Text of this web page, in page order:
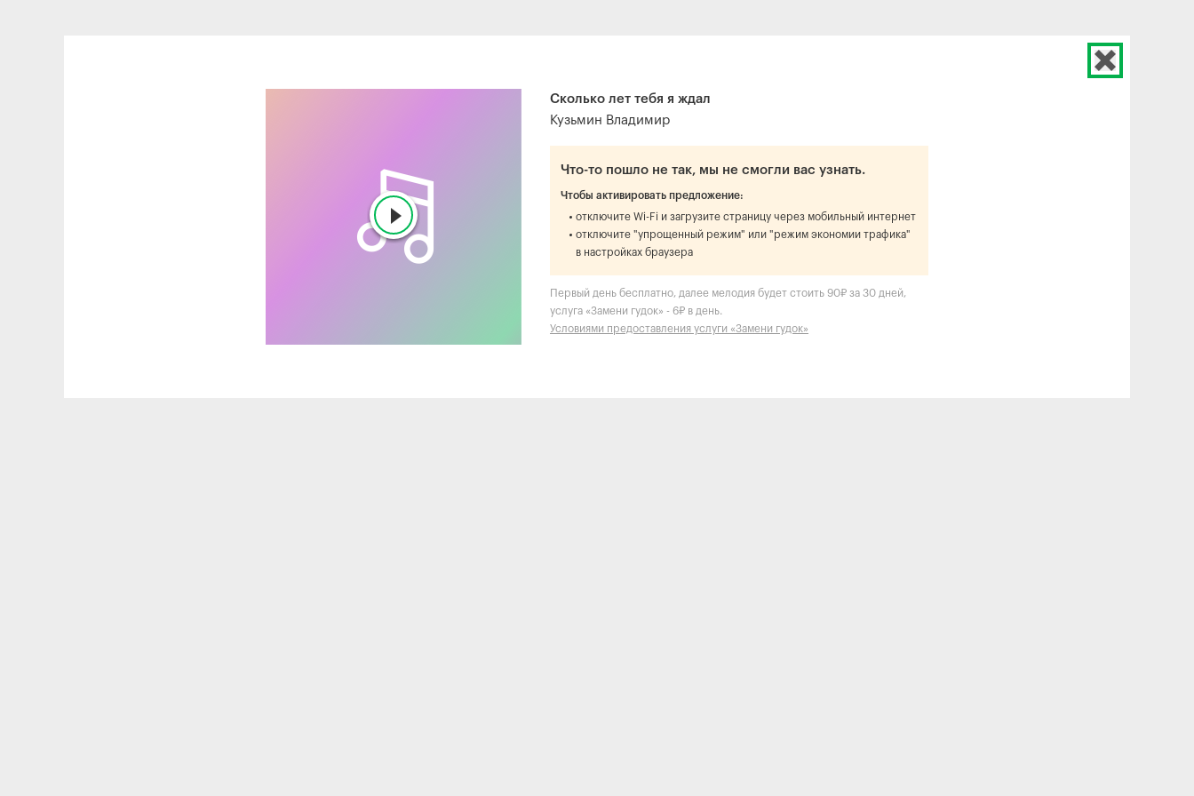
Сколько лет тебя я ждал
Кузьмин Владимир
Что-то пошло не так, мы не смогли вас узнать.
Чтобы активировать предложение:
отключите Wi-Fi и загрузите страницу через мобильный интернет
отключите "упрощенный режим" или "режим экономии трафика"
в настройках браузера
Первый день бесплатно, далее мелодия будет стоить 90₽ за 30 дней,
услуга «Замени гудок» - 6₽ в день.
Условиями предоставления услуги «Замени гудок»